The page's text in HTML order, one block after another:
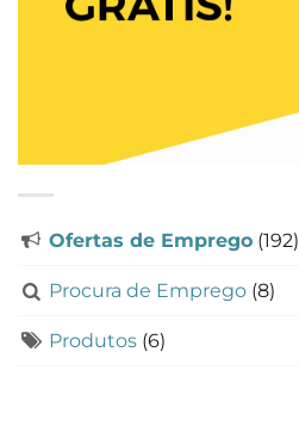
Ofertas de Emprego (192)
Procura de Emprego (8)
Produtos (6)